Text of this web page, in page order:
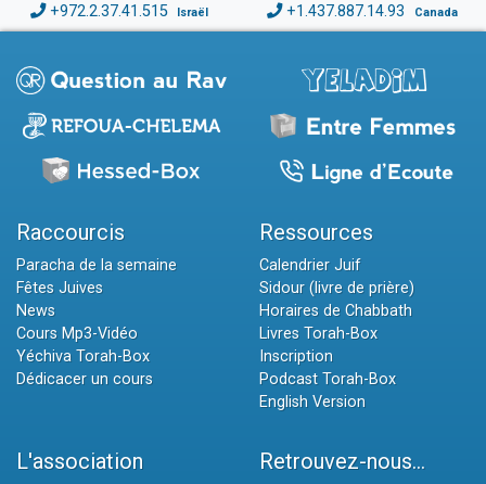
+972.2.37.41.515 Israël +1.437.887.14.93 Canada
Raccourcis
Paracha de la semaine
Fêtes Juives
News
Cours Mp3-Vidéo
Yéchiva Torah-Box
Dédicacer un cours
Ressources
Calendrier Juif
Sidour (livre de prière)
Horaires de Chabbath
Livres Torah-Box
Inscription
Podcast Torah-Box
English Version
L'association Retrouvez-nous...